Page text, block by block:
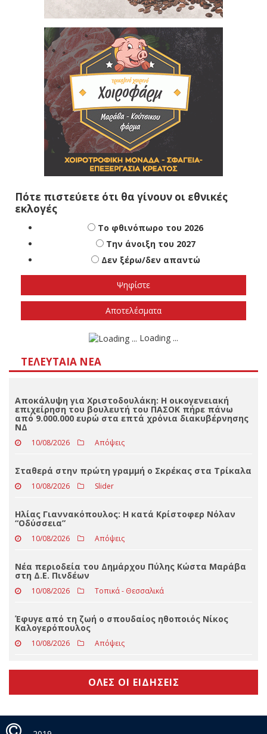
Πότε πιστεύετε ότι θα γίνουν οι εθνικές
εκλογές
Το φθινόπωρο του 2026
Την άνοιξη του 2027
Δεν ξέρω/δεν απαντώ
ΤΕΛΕΥΤΑΊΑ ΝΈΑ
από 9.000.000 ευρώ στα επτά χρόνια διακυβέρνησης
ΝΔ
Σταθερά στην πρώτη γραμμή ο Σκρέκας στα Τρίκαλα
10/08/2026 Slider
Ηλίας Γιαννακόπουλος: Η κατά Κρίστοφερ Νόλαν
“Oδύσσεια”
10/08/2026 Απόψεις
Νέα περιοδεία του Δημάρχου Πύλης Κώστα Μαράβα
στη Δ.Ε. Πινδέων
10/08/2026 Τοπικά - Θεσσαλικά
Έφυγε από τη ζωή ο σπουδαίος ηθοποιός Νίκος
Καλογερόπουλος
10/08/2026 Απόψεις